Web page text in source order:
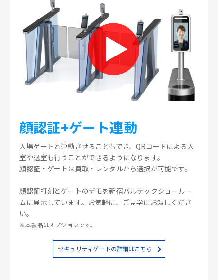
顔認証+ゲート連動
入場ゲートと連動させることもでき、QRコードによる入
室や退室も行うことができるようになります。
顔認証・ゲートは買取・レンタルから選択が可能です。
顔認証打刻とゲートのデモを新宿バルテックショールー
ムに展示しています。お気軽に、ご見学にお越しくださ
い。
※本製品はオプションです。
セキュリティゲートの詳細はこちら